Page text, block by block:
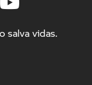
salva vidas.